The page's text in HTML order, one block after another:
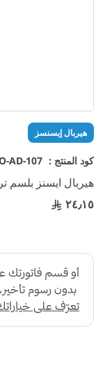
هيربال إيسنسز
كود المنتج : AD-107
هيربال ايسنز بلسم
٢٤٫١٥
تخطي
إلى
بداية
معرض
الصور